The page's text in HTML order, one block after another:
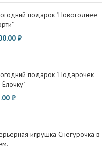
подарок "Новогоднее
₽
подарок "Подарочек
₽
игрушка Снегурочка в